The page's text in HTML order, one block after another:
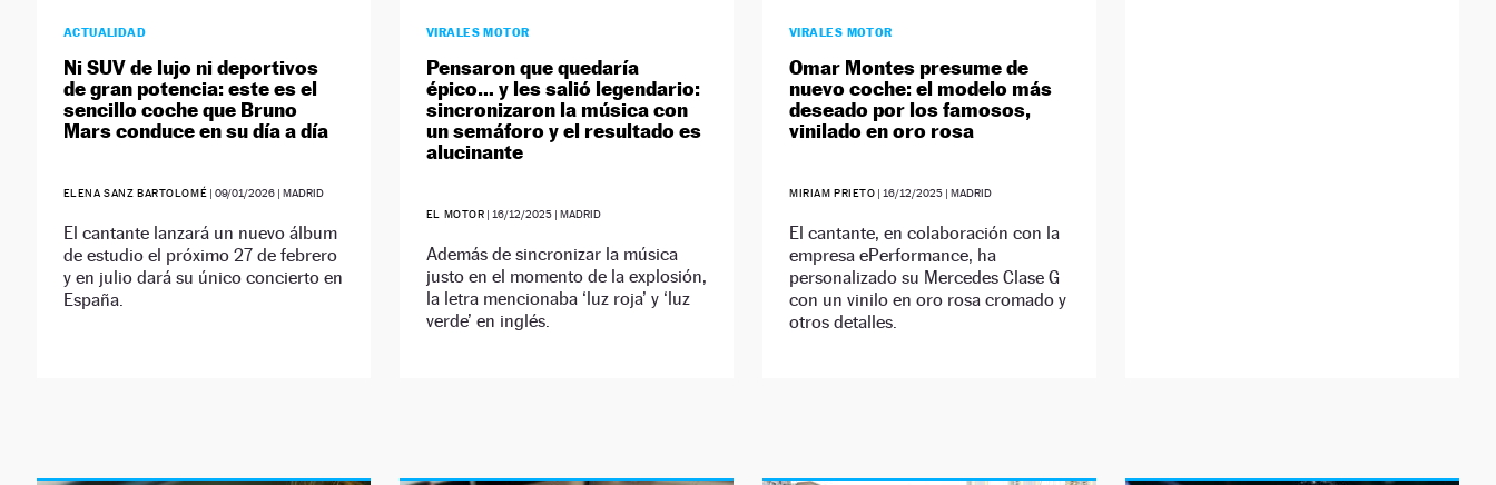
ACTUALIDAD
Ni SUV de lujo ni deportivos
de gran potencia: este es el
sencillo coche que Bruno
Mars conduce en su día a día
ELENA SANZ BARTOLOMÉ |09/01/2026 | MADRID
El cantante lanzará un nuevo álbum
de estudio el próximo 27 de febrero
y en julio dará su único concierto en
España.
VIRALES MOTOR
Pensaron que quedaría
épico… y les salió legendario:
sincronizaron la música con
un semáforo y el resultado es
alucinante
EL MOTOR | 16/12/2025 | MADRID
Además de sincronizar la música
justo en el momento de la explosión,
la letra mencionaba ‘luz roja’ y ‘luz
verde’ en inglés.
VIRALES MOTOR
Omar Montes presume de
nuevo coche: el modelo más
deseado por los famosos,
vinilado en oro rosa
MIRIAM PRIETO | 16/12/2025 | MADRID
El cantante, en colaboración con la
empresa ePerformance, ha
personalizado su Mercedes Clase G
con un vinilo en oro rosa cromado y
otros detalles.